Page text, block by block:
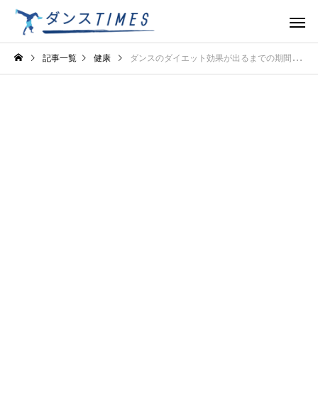
記事一覧 健康 ダンスのダイエット効果が出るまでの期間！楽しく痩せるための秘訣